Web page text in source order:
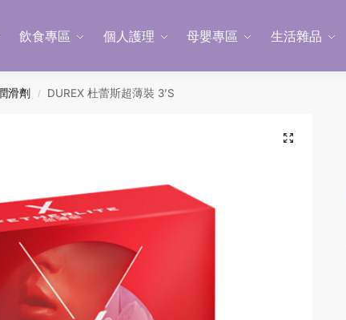
飲食專區 個人護理 母嬰專區 生活雜品
滑劑 / DUREX 杜蕾斯超薄裝 3’S